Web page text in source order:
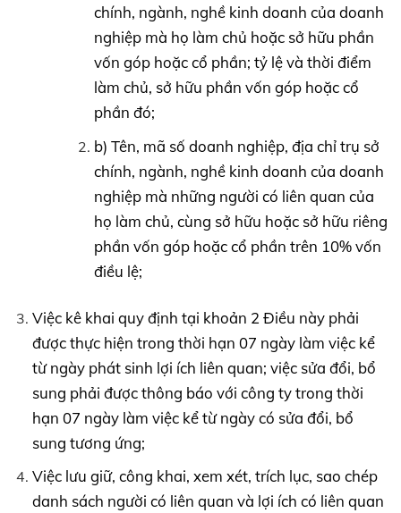
chính, ngành, nghề kinh doanh của doanh
nghiệp mà họ làm chủ hoặc sở hữu phần
vốn góp hoặc cổ phần; tỷ lệ và thời điểm
làm chủ, sở hữu phần vốn góp hoặc cổ
phần đó;
b) Tên, mã số doanh nghiệp, địa chỉ trụ sở
chính, ngành, nghề kinh doanh của doanh
nghiệp mà những người có liên quan của
họ làm chủ, cùng sở hữu hoặc sở hữu riêng
phần vốn góp hoặc cổ phần trên 10% vốn
điều lệ;
Việc kê khai quy định tại khoản 2 Điều này phải
được thực hiện trong thời hạn 07 ngày làm việc kể
từ ngày phát sinh lợi ích liên quan; việc sửa đổi, bổ
sung phải được thông báo với công ty trong thời
hạn 07 ngày làm việc kể từ ngày có sửa đổi, bổ
sung tương ứng;
Việc lưu giữ, công khai, xem xét, trích lục, sao chép
danh sách người có liên quan và lợi ích có liên quan